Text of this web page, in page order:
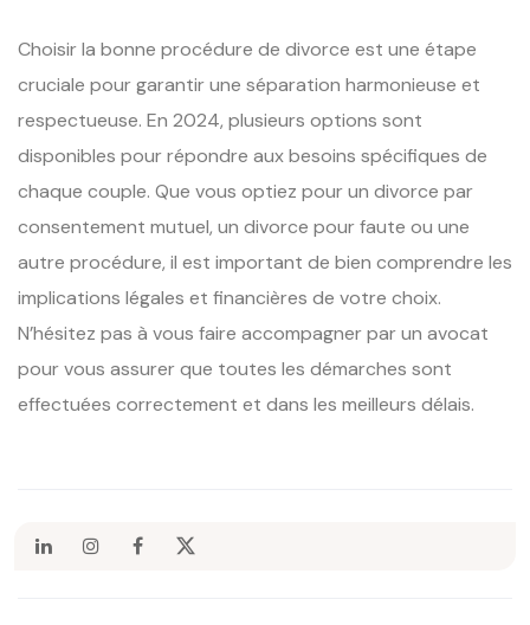
Choisir la bonne procédure de divorce est une étape
cruciale pour garantir une séparation harmonieuse et
respectueuse. En 2024, plusieurs options sont
disponibles pour répondre aux besoins spécifiques de
chaque couple. Que vous optiez pour un divorce par
consentement mutuel, un divorce pour faute ou une
autre procédure, il est important de bien comprendre les
implications légales et financières de votre choix.
N’hésitez pas à vous faire accompagner par un avocat
pour vous assurer que toutes les démarches sont
effectuées correctement et dans les meilleurs délais.